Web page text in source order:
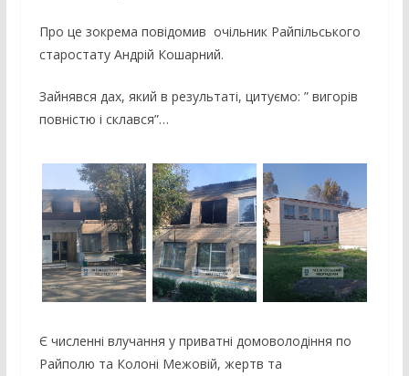
Про це зокрема повідомив очільник Райпільського
старостату Андрій Кошарний.
Зайнявся дах, який в результаті, цитуємо: ” вигорів
повністю і склався”…
Є численні влучання у приватні домоволодіння по
Райполю та Колоні Межовій, жертв та